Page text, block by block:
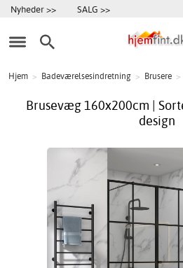
Nyheder >> SALG >>
Hjem > Badeværelsesindretning > Brusere >
Brusevæg 160x200cm |
design